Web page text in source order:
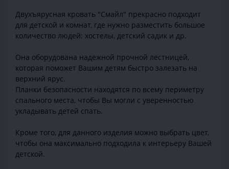
Двухъярусная кровать "Смайл" прекрасно подходит
для детской и комнат, где нужно разместить большое
количество людей: хостелы, детский садик и др.
Она оборудована надежной прочной лестницей,
которая поможет Вашим детям быстро залезать на
верхний ярус.
Планки безопасности находятся по всему периметру
спального места, чтобы Вы могли с уверенностью
укладывать детей спать.
Кроме того, для данного изделия можно выбрать цвет,
чтобы она максимально подходила к интерьеру Вашей
детской.